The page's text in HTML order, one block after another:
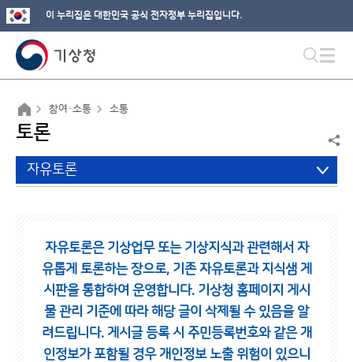
이 누리집은 대한민국 공식 전자정부 누리집입니다.
참여·소통 소통
토론
자유토론
자유토론은 기상업무 또는 기상지식과 관련해서 자
유롭게 토론하는 장으로, 기존 자유토론과 지식샘 게
시판을 통합하여 운영합니다. 기상청 홈페이지 게시
물 관리 기준에 따라 해당 글이 삭제될 수 있음을 알
려드립니다. 게시글 등록 시 주민등록번호와 같은 개
인정보가 포함될 경우 개인정보 노출 위험이 있으니